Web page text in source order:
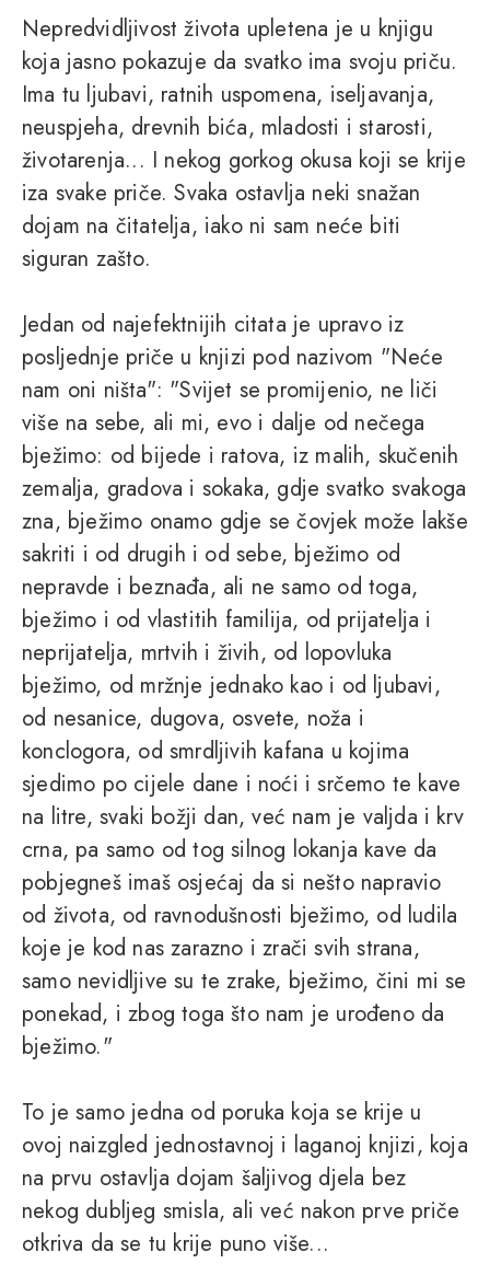
Nepredvidljivost života upletena je u knjigu
koja jasno pokazuje da svatko ima svoju priču.
Ima tu ljubavi, ratnih uspomena, iseljavanja,
neuspjeha, drevnih bića, mladosti i starosti,
životarenja... I nekog gorkog okusa koji se krije
iza svake priče. Svaka ostavlja neki snažan
dojam na čitatelja, iako ni sam neće biti
siguran zašto.
Jedan od najefektnijih citata je upravo iz
posljednje priče u knjizi pod nazivom "Neće
nam oni ništa": "Svijet se promijenio, ne liči
više na sebe, ali mi, evo i dalje od nečega
bježimo: od bijede i ratova, iz malih, skučenih
zemalja, gradova i sokaka, gdje svatko svakoga
zna, bježimo onamo gdje se čovjek može lakše
sakriti i od drugih i od sebe, bježimo od
nepravde i beznađa, ali ne samo od toga,
bježimo i od vlastitih familija, od prijatelja i
neprijatelja, mrtvih i živih, od lopovluka
bježimo, od mržnje jednako kao i od ljubavi,
od nesanice, dugova, osvete, noža i
konclogora, od smrdljivih kafana u kojima
sjedimo po cijele dane i noći i srčemo te kave
na litre, svaki božji dan, već nam je valjda i krv
crna, pa samo od tog silnog lokanja kave da
pobjegneš imaš osjećaj da si nešto napravio
od života, od ravnodušnosti bježimo, od ludila
koje je kod nas zarazno i zrači svih strana,
samo nevidljive su te zrake, bježimo, čini mi se
ponekad, i zbog toga što nam je urođeno da
bježimo."
To je samo jedna od poruka koja se krije u
ovoj naizgled jednostavnoj i laganoj knjizi, koja
na prvu ostavlja dojam šaljivog djela bez
nekog dubljeg smisla, ali već nakon prve priče
otkriva da se tu krije puno više...